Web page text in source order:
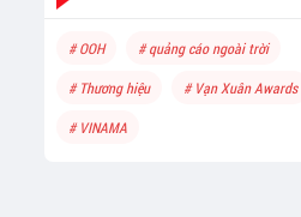
# OOH # quảng cáo ngoài trời
# Thương hiệu # Vạn Xuân Awards
# VINAMA